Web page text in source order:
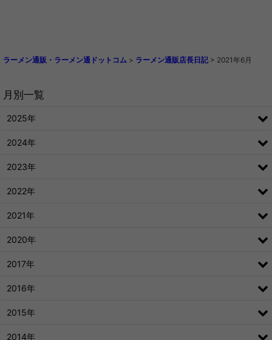
ラーメン通販・ラーメン通ドットコム > ラーメン通販店長日記 > 2021年6月
月別一覧
2025年
2024年
2023年
2022年
2021年
2020年
2017年
2016年
2015年
2014年